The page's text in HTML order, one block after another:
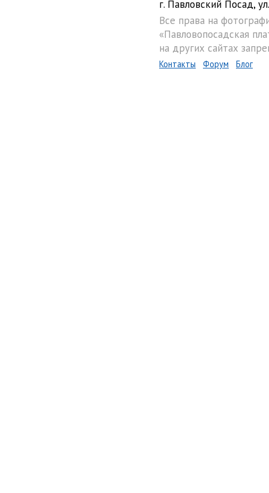
г. Павловский Посад,
Все права на
«Павловопосадская
на других сайтах
Контакты Форум Блог